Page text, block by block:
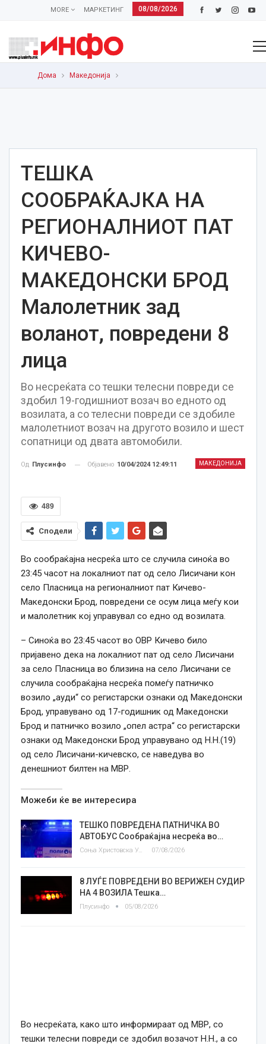
08/08/2026
МАРКЕТИНГ
MORE
Дома Македонија
ТЕШКА
СООБРАЌАЈКА НА
РЕГИОНАЛНИОТ ПАТ
КИЧЕВО-
МАКЕДОНСКИ БРОД
Малолетник зад
воланот, повредени 8
лица
Во несреќата со тешки телесни повреди се
здобил 19-годишниот возач во едното од
возилата, а со телесни повреди се здобиле
малолетниот возач на другото возило и шест
сопатници од двата автомобили.
МАКЕДОНИЈА
Од Плусинфо Објавено 10/04/2024 12:49:11
489
Сподели
Во сообраќајна несреќа што се случила синоќа во
23:45 часот на локалниот пат од село Лисичани кон
село Пласница на регионалниот пат Кичево-
Македонски Брод, повредени се осум лица меѓу кои
и малолетник кој управувал со едно од возилата.
– Синоќа во 23:45 часот во ОВР Кичево било
пријавено дека на локалниот пат од село Лисичани
за село Пласница во близина на село Лисичани се
случила сообраќајна несреќа помеѓу патничко
возило „ауди“ со регистарски ознаки од Македонски
Брод, управувано од 17-годишник од Македонски
Брод и патничко возило „опел астра“ со регистарски
ознаки од Македонски Брод управувано од Н.Н.(19)
од село Лисичани-кичевско, се наведува во
денешниот билтен на МВР.
Можеби ќе ве интересира
ТЕШКО ПОВРЕДЕНА ПАТНИЧКА ВО
АВТОБУС Сообраќајна несреќа во…
Соња Христовска Угриновска 07/08/2026
8 ЛУЃЕ ПОВРЕДЕНИ ВО ВЕРИЖЕН СУДИР
НА 4 ВОЗИЛА Тешка…
Плусинфо 05/08/2026
Во несреќата, како што информираат од МВР, со
тешки телесни повреди се здобил возачот Н.Н., а со